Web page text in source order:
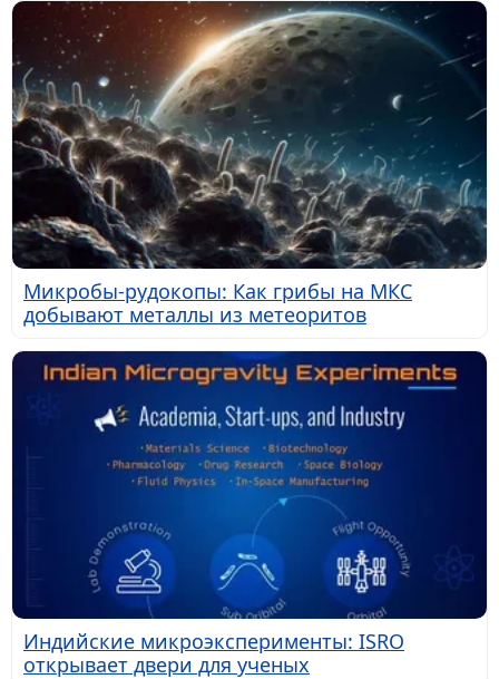
Микробы-рудокопы: Как грибы на МКС
добывают металлы из метеоритов
Индийские микроэксперименты: ISRO
открывает двери для ученых